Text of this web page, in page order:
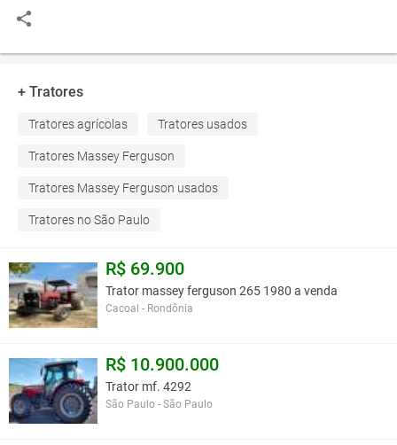
+ Tratores
Tratores agrícolas Tratores usados
Tratores Massey Ferguson
Tratores Massey Ferguson usados
Tratores no São Paulo
R$ 69.900
Trator massey ferguson 265 1980 a venda
Cacoal - Rondônia
R$ 10.900.000
Trator mf. 4292
São Paulo - São Paulo